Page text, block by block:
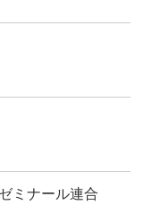
ミナール連合